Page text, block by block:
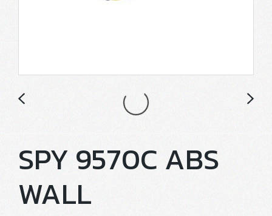
SPY 9570C ABS
WALL